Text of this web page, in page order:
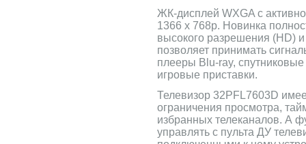
ЖК-дисплей WXGA с
1366 x 768p. Новинка
высокого разрешения (HD)
позволяет принимать
плееры Blu-ray,
игровые приставки.
Телевизор 32PFL7603D
ограничения просмотра,
избранных телеканалов. А
управлять с пульта ДУ